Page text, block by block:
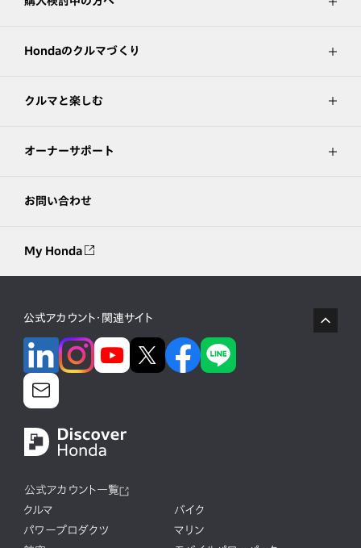
Hondaのクルマづくり
クルマと楽しむ
オーナーサポート
お問い合わせ
My Honda
公式アカウント・関連サイト
公式アカウント一覧
クルマ
バイク
パワープロダクツ
マリン